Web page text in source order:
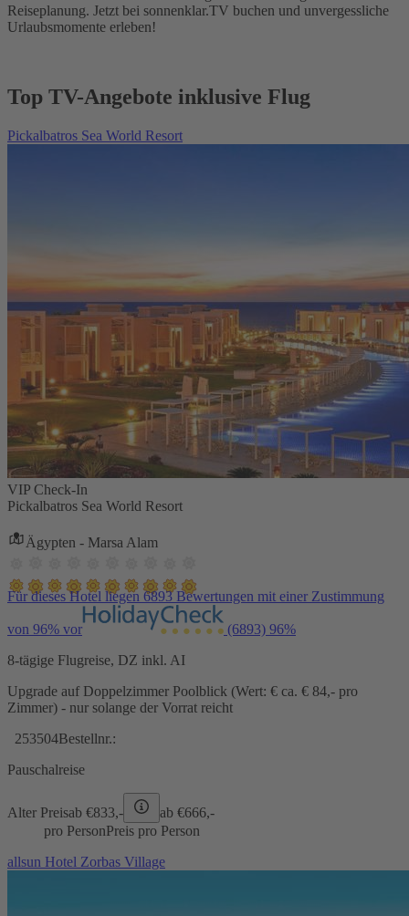
Reiseplanung. Jetzt bei sonnenklar.TV buchen und unvergessliche
Urlaubsmomente erleben!
Top TV-Angebote inklusive Flug
Pickalbatros Sea World Resort
VIP Check-In
Pickalbatros Sea World Resort
Ägypten - Marsa Alam
Für dieses Hotel liegen 6893 Bewertungen mit einer Zustimmung
von 96% vor (6893) 96%
8-tägige Flugreise, DZ inkl. AI
Upgrade auf Doppelzimmer Poolblick (Wert: € ca. € 84,- pro
Zimmer) - nur solange der Vorrat reicht
253504Bestellnr.:
Pauschalreise
Alter Preisab €833,- ab €666,-
pro PersonPreis pro Person
allsun Hotel Zorbas Village